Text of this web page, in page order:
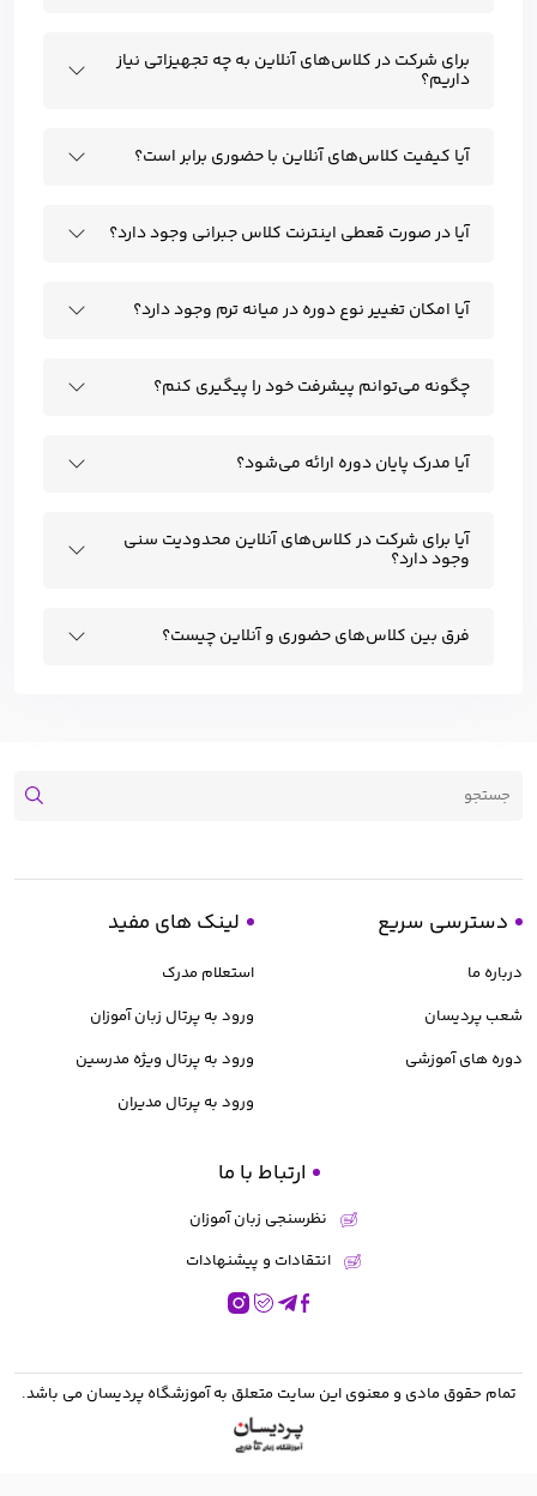
برای شرکت در کلاس‌های آنلاین به چه تجهیزاتی نیاز
داریم؟
آیا کیفیت کلاس‌های آنلاین با حضوری برابر است؟
آیا در صورت قعطی اینترنت کلاس جبرانی وجود دارد؟
آیا امکان تغییر نوع دوره در میانه ترم وجود دارد؟
چگونه می‌توانم پیشرفت خود را پیگیری کنم؟
آیا مدرک پایان دوره ارائه می‌شود؟
آیا برای شرکت در کلاس‌های آنلاین محدودیت سنی
وجود دارد؟
فرق بین کلاس‌های حضوری و آنلاین چیست؟
دسترسی سریع
درباره ما
شعب پردیسان
دوره های آموزشی
لینک های مفید
استعلام مدرک
ورود به پرتال زبان آموزان
ورود به پرتال ویژه مدرسین
ورود به پرتال مدیران
ارتباط با ما
نظرسنجی زبان آموزان
انتقادات و پیشنهادات
تمام حقوق مادی و معنوی این سایت متعلق بهآموزشگاه پردیسان می باشد.